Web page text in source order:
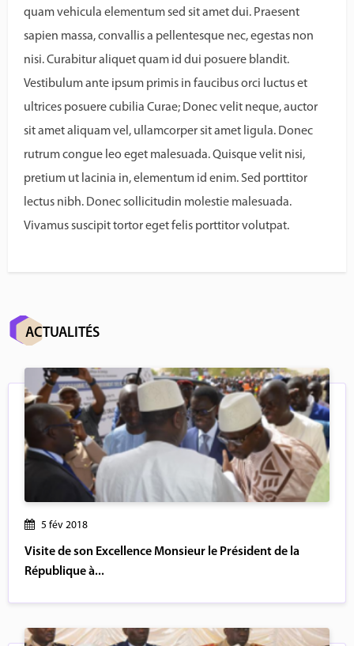
quam vehicula elementum sed sit amet dui. Praesent
sapien massa, convallis a pellentesque nec, egestas non
nisi. Curabitur aliquet quam id dui posuere blandit.
Vestibulum ante ipsum primis in faucibus orci luctus et
ultrices posuere cubilia Curae; Donec velit neque, auctor
sit amet aliquam vel, ullamcorper sit amet ligula. Donec
rutrum congue leo eget malesuada. Quisque velit nisi,
pretium ut lacinia in, elementum id enim. Sed porttitor
lectus nibh. Donec sollicitudin molestie malesuada.
Vivamus suscipit tortor eget felis porttitor volutpat.
ACTUALITÉS
5 fév 2018
Visite de son Excellence Monsieur le Président de la
République à...